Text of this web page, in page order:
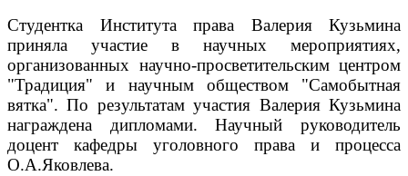
Студентка Института права Валерия Кузьмина
приняла участие в научных мероприятиях,
организованных научно-просветительским центром
"Традиция" и научным обществом "Самобытная
вятка". По результатам участия Валерия Кузьмина
награждена дипломами. Научный руководитель
доцент кафедры уголовного права и процесса
О.А.Яковлева.